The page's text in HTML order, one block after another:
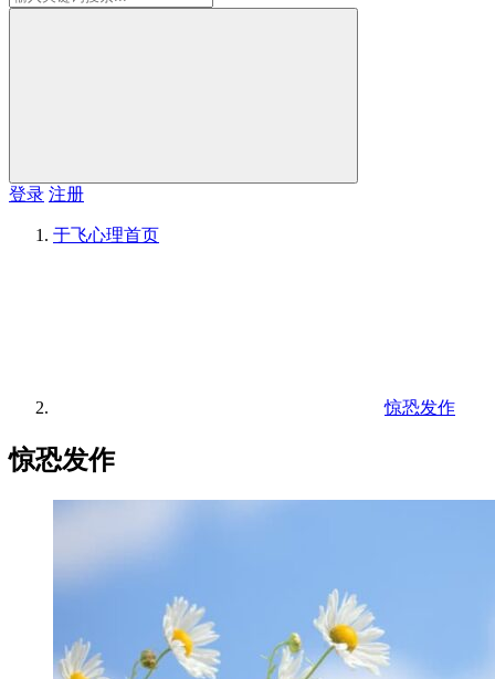
登录 注册
于飞心理首页
惊恐发作
惊恐发作